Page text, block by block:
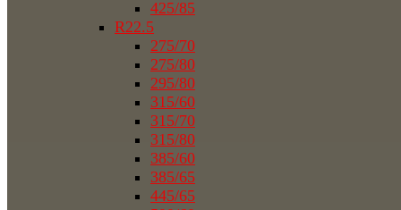
425/85
R22.5
275/70
275/80
295/80
315/60
315/70
315/80
385/60
385/65
445/65